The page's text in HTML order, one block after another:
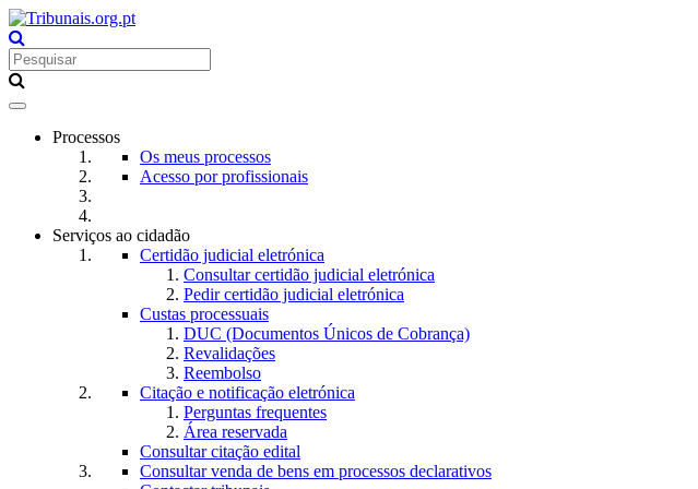
Toggle
navigationProcessos
Os meus processos
Acesso por profissionais
Serviços ao cidadão
Certidão judicial eletrónica
Consultar certidão judicial eletrónica
Pedir certidão judicial eletrónica
Custas processuais
DUC (Documentos Únicos de Cobrança)
Revalidações
Reembolso
Citação e notificação eletrónica
Perguntas frequentes
Área reservada
Consultar citação edital
Consultar venda de bens em processos declarativos